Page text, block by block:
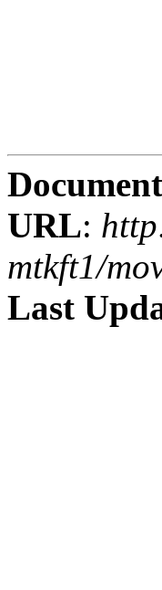
Document
URL:
mtkft1/
Last